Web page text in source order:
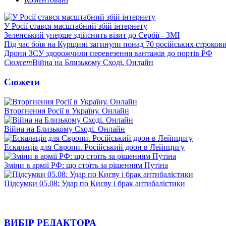
У Росії стався масштабний збій інтернету
Зеленський уперше здійснить візит до Сербії - ЗМІ
Під час боїв на Курщині загинули понад 70 російських
Дрони ЗСУ здорожчили перевезення вантажів до портів РФ
СюжетВійна на Близькому Сході. Онлайн
Сюжети
Вторгнення Росії в Україну. Онлайн
Війна на Близькому Сході. Онлайн
Ескалація для Європи. Російський дрон в Лейпцигу
Зміни в армії РФ: що стоїть за рішенням Путіна
Підсумки 05.08: Удар по Києву і брак антибалістики
ВИБІР РЕДАКТОРА